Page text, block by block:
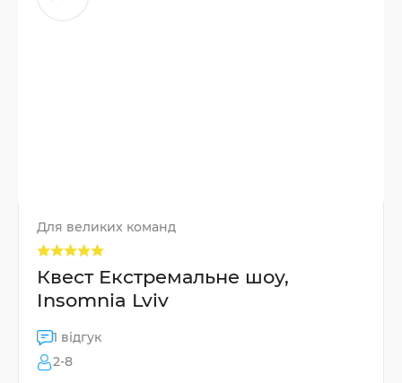
Для великих команд
Квест Екстремальне шоу,
Insomnia Lviv
1 відгук
2-8